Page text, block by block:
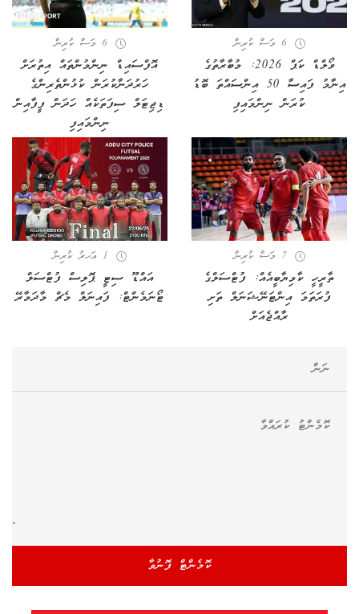
6 މަސް ކުރިން
ވޯލްޑް ކަޕް 2026: މުބާރާތުގެ
އިނާމު ފައިސާ 50 އިންސައްތަ ބޮޑު
ކުރަން ނިންމައިފި
6 މަސް ކުރިން
އޮފްސައިޑް ނިންމުންތައް އިތުރަށް
ހަރުދަނާކުރަން ކުޅުންތެރިންގެ
ޑިޖިޓަލް ސިފަތަކެއް ހަދަން ފީފާއިން
ނިންމައިފި
7 މަސް ކުރިން
ތާރީހީ ކާމިޔާބީއެއް: ފުޓްސަލްގެ
ފުރަތަމަ އިންޓަނޭޝަނަލް ތަށި
ރާއްޖެއަށް
1 އަހރު ކުރިން
އައްޑޫ ސިޓީ ޕޮލިސް ފުޓްސަލް
ޓޯނަމެންޓް: ފައިނަލް މެޗް މާދަމާރޭ